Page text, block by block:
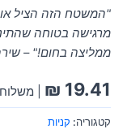
"המשטח הזה הציל
מרגישה בטוחה
ממליצה בחום!" –
₪ 19.41
|
קטגוריה: קניות